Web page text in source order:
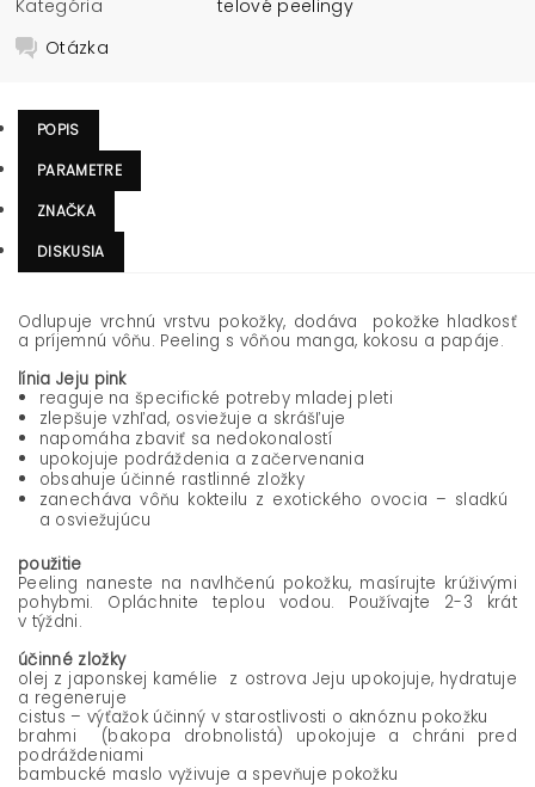
Kategória
telové peelingy
Otázka
POPIS
PARAMETRE
ZNAČKA
DISKUSIA
Odlupuje vrchnú vrstvu pokožky, dodáva pokožke hladkosť
a príjemnú vôňu. Peeling s vôňou manga, kokosu a papáje.
línia Jeju pink
reaguje na špecifické potreby mladej pleti
zlepšuje vzhľad, osviežuje a skrášľuje
napomáha zbaviť sa nedokonalostí
upokojuje podráždenia a začervenania
obsahuje účinné rastlinné zložky
zanecháva vôňu kokteilu z exotického ovocia – sladkú
a osviežujúcu
použitie
Peeling naneste na navlhčenú pokožku, masírujte krúživými
pohybmi. Opláchnite teplou vodou. Používajte 2-3 krát
v týždni.
účinné zložky
olej z japonskej kamélie z ostrova Jeju upokojuje, hydratuje
a regeneruje
cistus – výťažok účinný v starostlivosti o aknóznu pokožku
brahmi (bakopa drobnolistá) upokojuje a chráni pred
podráždeniami
bambucké maslo vyživuje a spevňuje pokožku